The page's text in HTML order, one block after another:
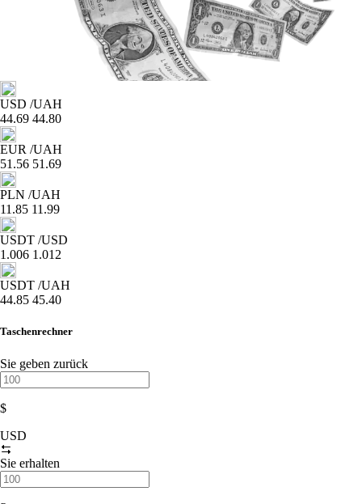
USD /UAH
44.69 44.80
EUR /UAH
51.56 51.69
PLN /UAH
11.85 11.99
USDT /USD
1.006 1.012
USDT /UAH
44.85 45.40
Taschenrechner
Sie geben zurück
$
USD
Sie erhalten